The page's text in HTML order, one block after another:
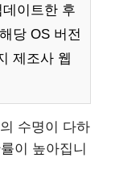
이트한 후
당 OS 버전
제조사 웹
수명이 다하
이 높아집니